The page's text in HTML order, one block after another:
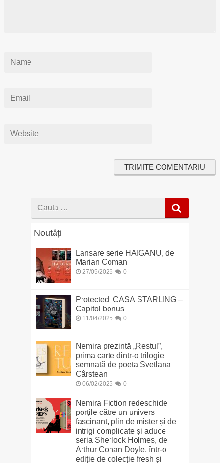
Cauta
Noutăți
Lansare serie HAIGANU, de
Marian Coman
27/05/2026 0
Protected: CASA STARLING –
Capitol bonus
11/04/2025 0
Nemira prezintă „Restul”,
prima carte dintr-o trilogie
semnată de poeta Svetlana
Cârstean
06/02/2025 0
Nemira Fiction redeschide
porțile către un univers
fascinant, plin de mister și de
intrigi complicate și aduce
seria Sherlock Holmes, de
Arthur Conan Doyle, într-o
ediție de colecție fresh și